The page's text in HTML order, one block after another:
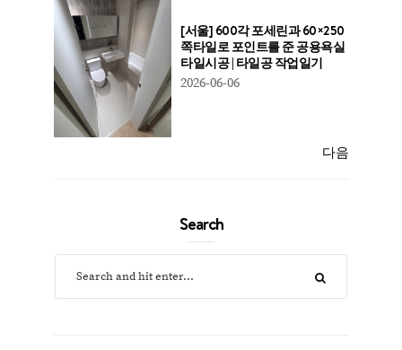
[서울] 600각 포세린과 60×250
쪽타일로 포인트를 준 공용욕실
타일시공 | 타일공 작업일기
2026-06-06
다음
Search